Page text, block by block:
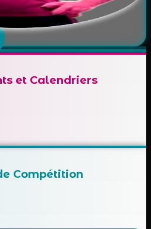
et Calendriers
Compétition